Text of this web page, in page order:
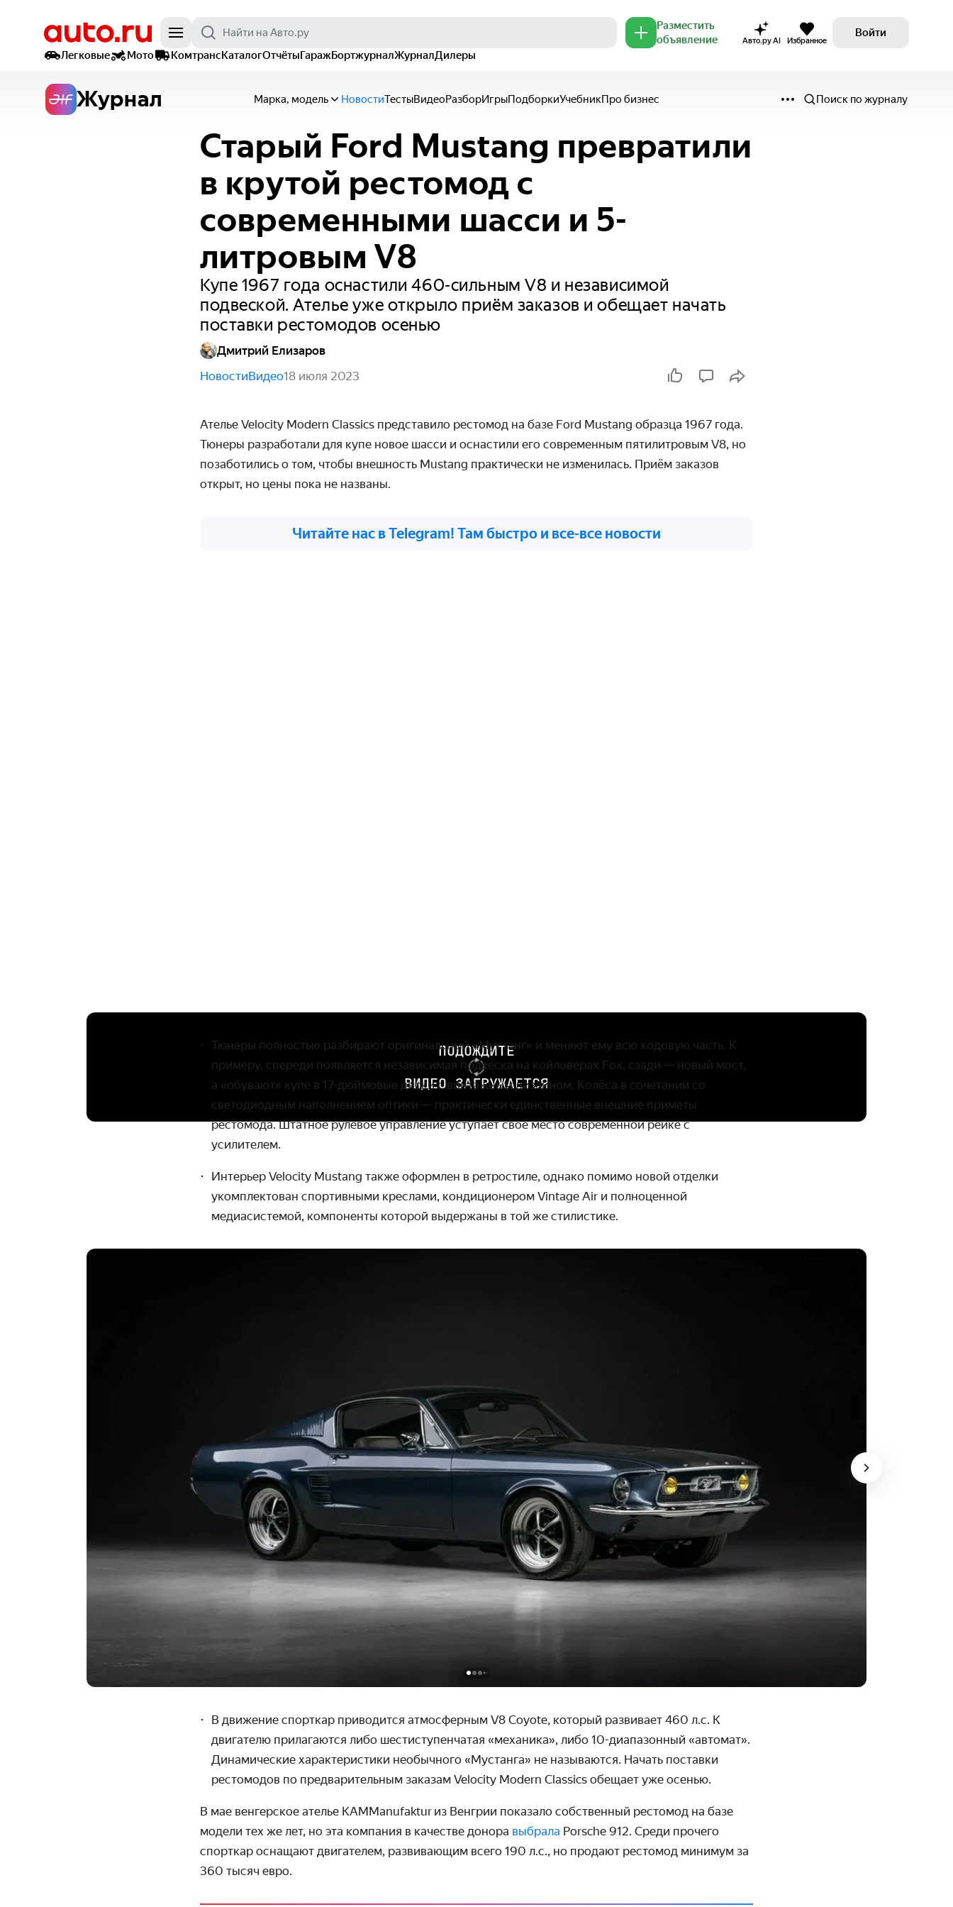
Разместить
объявление
Авто.ру AI Избранное
Войти
Легковые
Мото КомтрансКаталогОтчётыГаражБортжурналЖурналДилеры
Журнал Марка, модель НовостиТестыВидеоРазборИгрыПодборкиУчебникПро бизнес Поиск по журналу
Старый Ford Mustang превратили
в крутой рестомод с
современными шасси и 5-
литровым V8
Купе 1967 года оснастили 460-сильным V8 и независимой
подвеской. Ателье уже открыло приём заказов и обещает начать
поставки рестомодов осенью
Дмитрий Елизаров
НовостиВидео18 июля 2023
Ателье Velocity Modern Classics представило рестомод на базе Ford Mustang образца 1967 года.
Тюнеры разработали для купе новое шасси и оснастили его современным пятилитровым V8, но
позаботились о том, чтобы внешность Mustang практически не изменилась. Приём заказов
открыт, но цены пока не названы.
Читайте нас в Telegram! Там быстро и все-все новости
ПОДОЖДИТЕ
ВИДЕО ЗАГРУЖАЕТСЯ
Тюнеры полностью разбирают оригинальный «Мустанг» и меняют ему всю ходовую часть. К
примеру, спереди появляется независимая подвеска на койловерах Fox, сзади — новый мост,
а «обувают» купе в 17-дюймовые диски с винтажным дизайном. Колёса в сочетании со
светодиодным наполнением оптики — практически единственные внешние приметы
рестомода. Штатное рулевое управление уступает своё место современной рейке с
усилителем.
Интерьер Velocity Mustang также оформлен в ретростиле, однако помимо новой отделки
укомплектован спортивными креслами, кондиционером Vintage Air и полноценной
медиасистемой, компоненты которой выдержаны в той же стилистике.
В движение спорткар приводится атмосферным V8 Coyote, который развивает 460 л.с. К
двигателю прилагаются либо шестиступенчатая «механика», либо 10-диапазонный «автомат».
Динамические характеристики необычного «Мустанга» не называются. Начать поставки
рестомодов по предварительным заказам Velocity Modern Classics обещает уже осенью.
В мае венгерское ателье KAMManufaktur из Венгрии показало собственный рестомод на базе
модели тех же лет, но эта компания в качестве донора выбрала Porsche 912. Среди прочего
спорткар оснащают двигателем, развивающим всего 190 л.с., но продают рестомод минимум за
360 тысяч евро.